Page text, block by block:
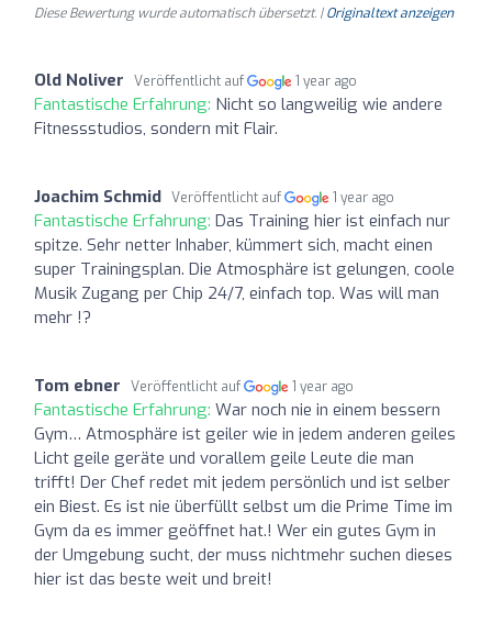
Diese Bewertung wurde automatisch übersetzt. |Originaltext anzeigen
Old Noliver Veröffentlicht auf 1 year ago
Fantastische Erfahrung: Nicht so langweilig wie andere
Fitnessstudios, sondern mit Flair.
Joachim Schmid Veröffentlicht auf 1 year ago
Fantastische Erfahrung: Das Training hier ist einfach nur
spitze. Sehr netter Inhaber, kümmert sich, macht einen
super Trainingsplan. Die Atmosphäre ist gelungen, coole
Musik Zugang per Chip 24/7, einfach top. Was will man
mehr !?
Tom ebner Veröffentlicht auf 1 year ago
Fantastische Erfahrung: War noch nie in einem bessern
Gym… Atmosphäre ist geiler wie in jedem anderen geiles
Licht geile geräte und vorallem geile Leute die man
trifft! Der Chef redet mit jedem persönlich und ist selber
ein Biest. Es ist nie überfüllt selbst um die Prime Time im
Gym da es immer geöffnet hat.! Wer ein gutes Gym in
der Umgebung sucht, der muss nichtmehr suchen dieses
hier ist das beste weit und breit!